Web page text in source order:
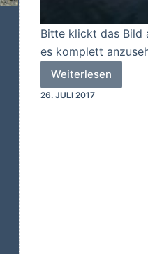
Bitte klickt das Bild
es komplett
Weiterlesen
am
26. JULI 2017